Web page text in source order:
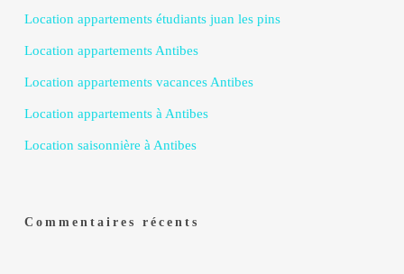
Location appartements étudiants juan les pins
Location appartements Antibes
Location appartements vacances Antibes
Location appartements à Antibes
Location saisonnière à Antibes
Commentaires récents